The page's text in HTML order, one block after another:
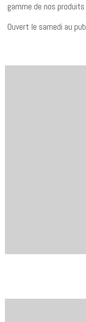
gamme de nos
Ouvert le samedi au